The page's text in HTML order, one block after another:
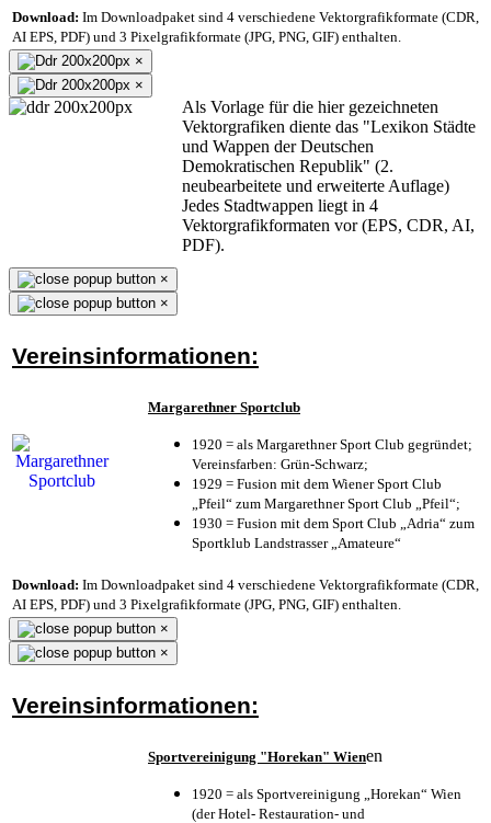
Download: Im Downloadpaket sind 4 verschiedene Vektorgrafikformate (CDR,
AI EPS, PDF) und 3 Pixelgrafikformate (JPG, PNG, GIF) enthalten.
×
×
Als Vorlage für die hier gezeichneten
Vektorgrafiken diente das "Lexikon Städte
und Wappen der Deutschen
Demokratischen Republik" (2.
neubearbeitete und erweiterte Auflage)
Jedes Stadtwappen liegt in 4
Vektorgrafikformaten vor (EPS, CDR, AI,
PDF).
×
×
Vereinsinformationen:
Margarethner Sportclub
1920 = als Margarethner Sport Club gegründet;
Vereinsfarben: Grün-Schwarz;
1929 = Fusion mit dem Wiener Sport Club
„Pfeil“ zum Margarethner Sport Club „Pfeil“;
1930 = Fusion mit dem Sport Club „Adria“ zum
Sportklub Landstrasser „Amateure“
Download: Im Downloadpaket sind 4 verschiedene Vektorgrafikformate (CDR,
AI EPS, PDF) und 3 Pixelgrafikformate (JPG, PNG, GIF) enthalten.
×
×
Vereinsinformationen:
Sportvereinigung "Horekan" Wienen
1920 = als Sportvereinigung „Horekan“ Wien
(der Hotel- Restauration- und